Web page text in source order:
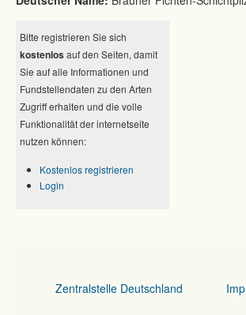
Bitte registrieren Sie sich
kostenlos auf den Seiten, damit
Sie auf alle Informationen und
Fundstellendaten zu den Arten
Zugriff erhalten und die volle
Funktionalität der internetseite
nutzen können:
Kostenlos registrieren
Login
Zentralstelle Deutschland